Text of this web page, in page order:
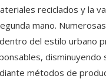
reciclados y la
mano.
del estilo urbano
disminuyendo
métodos de